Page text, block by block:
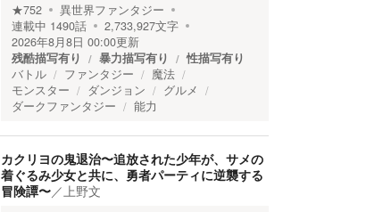
★752
異世界ファンタジー
連載中 1490話 2,733,927文字
2026年8月8日 00:00更新
残酷描写有り
暴力描写有り
性描写有り
バトル
ファンタジー
魔法
モンスター
ダンジョン
グルメ
ダークファンタジー
能力
カクリヨの鬼退治〜追放された少年が、サメの
着ぐるみ少女と共に、勇者パーティに逆襲する
冒険譚〜／上野文